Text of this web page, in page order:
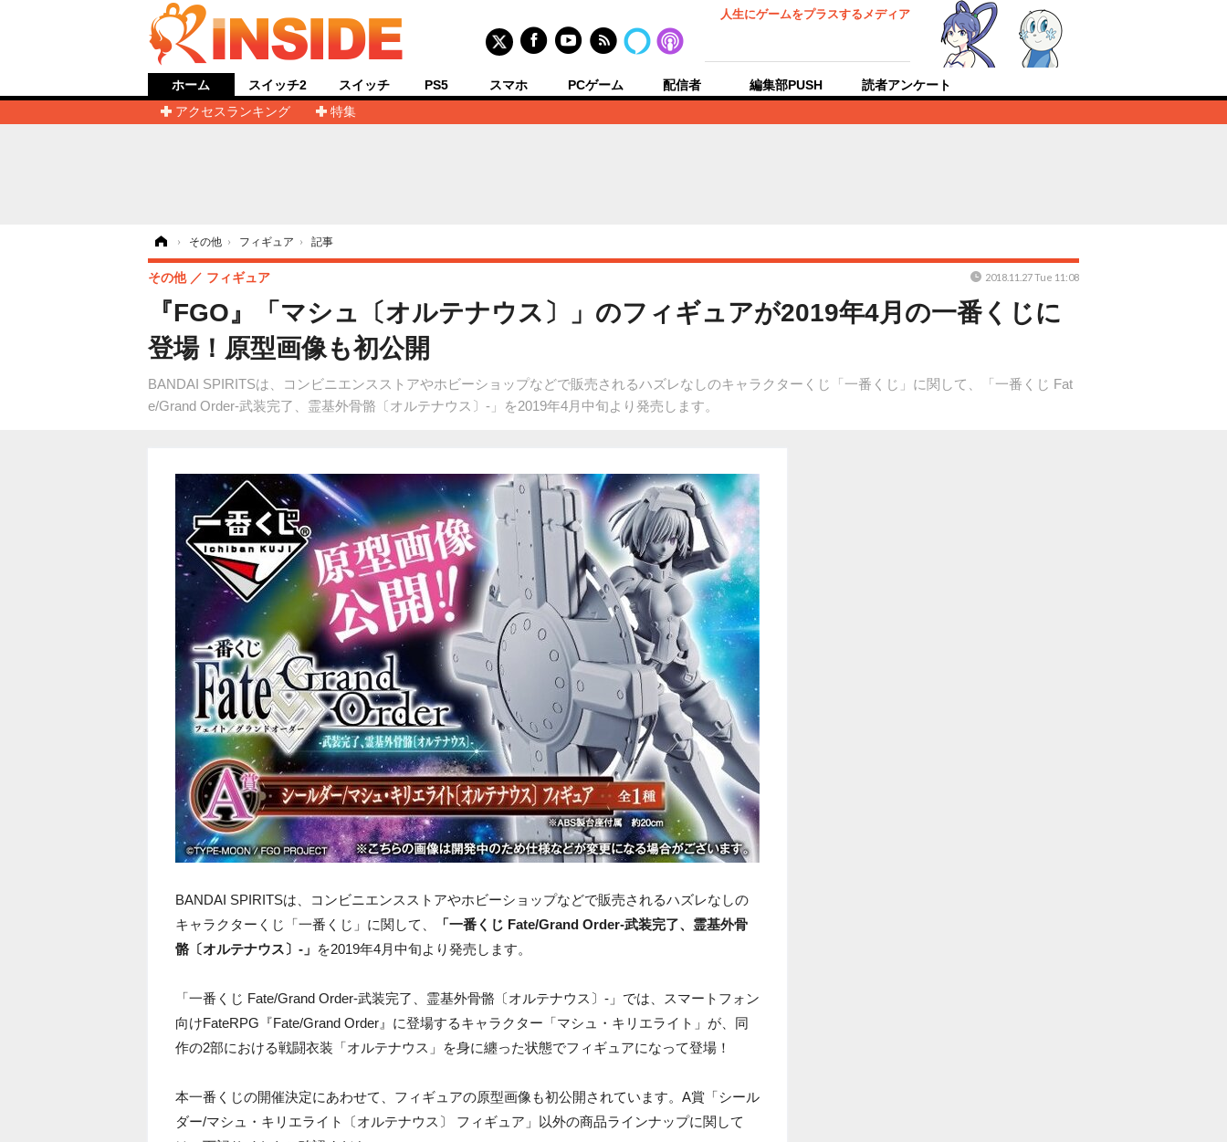
人生にゲームをプラスするメディア
ホーム
アクセスランキング
特集
スイッチ2 スイッチ PS5 スマホ PCゲーム 配信者 編集部PUSH 読者アンケート
› その他 › フィギュア › 記事
『FGO』「マシュ〔オルテナウス〕」のフィギュアが2019年4月の一番くじに
登場！原型画像も初公開
BANDAI SPIRITSは、コンビニエンスストアやホビーショップなどで販売されるハズレなしのキャラクターくじ「一番くじ」に関して、「一番くじ Fat
e/Grand Order-武装完了、霊基外骨骼〔オルテナウス〕-」を2019年4月中旬より発売します。
その他 フィギュア 2018.11.27 Tue 11:08
BANDAI SPIRITSは、コンビニエンスストアやホビーショップなどで販売されるハズレなしの
キャラクターくじ「一番くじ」に関して、
「一番くじ Fate/Grand Order-武装完了、霊基外骨
骼〔オルテナウス〕-」 を2019年4月中旬より発売します。
「一番くじ Fate/Grand Order-武装完了、霊基外骨骼〔オルテナウス〕-」では、スマートフォン
向けFateRPG『Fate/Grand Order』に登場するキャラクター「マシュ・キリエライト」が、同
作の2部における戦闘衣装「オルテナウス」を身に纏った状態でフィギュアになって登場！
本一番くじの開催決定にあわせて、フィギュアの原型画像も初公開されています。A賞「シール
ダー/マシュ・キリエライト〔オルテナウス〕 フィギュア」以外の商品ラインナップに関して